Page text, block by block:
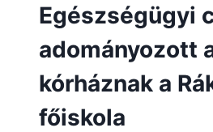
Egészségügyi
adományozott
kórháznak a
főiskola